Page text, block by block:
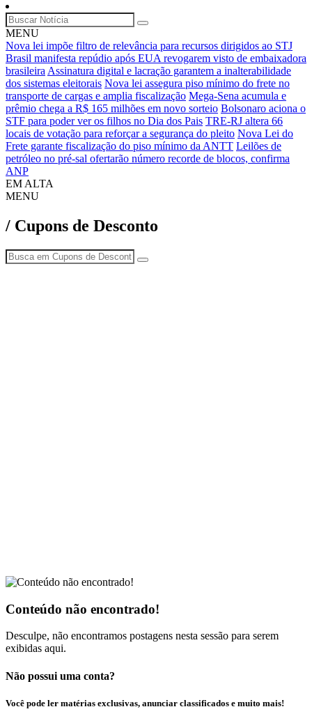
MENU
Nova lei impõe filtro de relevância para recursos dirigidos ao STJ
Brasil manifesta repúdio após EUA revogarem visto de embaixadora
brasileira Assinatura digital e lacração garantem a inalterabilidade
dos sistemas eleitorais Nova lei assegura piso mínimo do frete no
transporte de cargas e amplia fiscalização Mega-Sena acumula e
prêmio chega a R$ 165 milhões em novo sorteio Bolsonaro aciona o
STF para poder ver os filhos no Dia dos Pais TRE-RJ altera 66
locais de votação para reforçar a segurança do pleito Nova Lei do
Frete garante fiscalização do piso mínimo da ANTT Leilões de
petróleo no pré-sal ofertarão número recorde de blocos, confirma
ANP
EM ALTA
MENU
/ Cupons de Desconto
Conteúdo não encontrado!
Desculpe, não encontramos postagens nesta sessão para serem
exibidas aqui.
Não possui uma conta?
Você pode ler matérias exclusivas, anunciar classificados e muito mais!